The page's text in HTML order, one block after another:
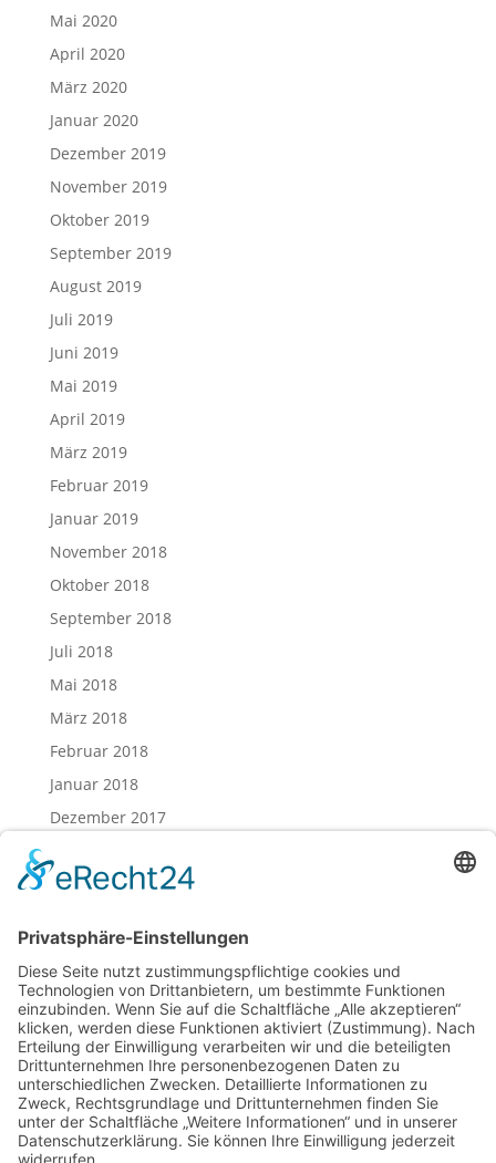
Mai 2020
April 2020
März 2020
Januar 2020
Dezember 2019
November 2019
Oktober 2019
September 2019
August 2019
Juli 2019
Juni 2019
Mai 2019
April 2019
März 2019
Februar 2019
Januar 2019
November 2018
Oktober 2018
September 2018
Juli 2018
Mai 2018
März 2018
Februar 2018
Januar 2018
Dezember 2017
Oktober 2017
Juli 2017
Juni 2017
Mai 2017
April 2017
März 2017
Februar 2017